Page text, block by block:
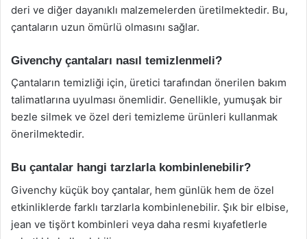
deri ve diğer dayanıklı malzemelerden üretilmektedir. Bu,
çantaların uzun ömürlü olmasını sağlar.
Givenchy çantaları nasıl temizlenmeli?
Çantaların temizliği için, üretici tarafından önerilen bakım
talimatlarına uyulması önemlidir. Genellikle, yumuşak bir
bezle silmek ve özel deri temizleme ürünleri kullanmak
önerilmektedir.
Bu çantalar hangi tarzlarla kombinlenebilir?
Givenchy küçük boy çantalar, hem günlük hem de özel
etkinliklerde farklı tarzlarla kombinlenebilir. Şık bir elbise,
jean ve tişört kombinleri veya daha resmi kıyafetlerle